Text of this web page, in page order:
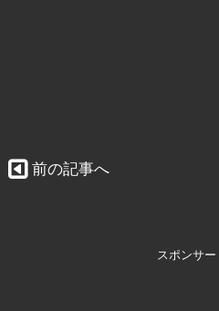
前の記事へ
スポンサー